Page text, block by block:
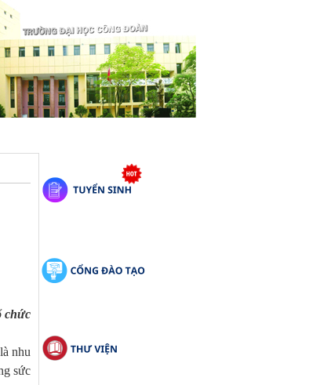
chức
nhu
sức